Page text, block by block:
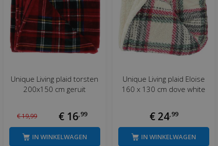
Unique Living plaid torsten
200x150 cm geruit
€19,99 € 16,99
IN WINKELWAGEN
Unique Living plaid Eloise
160 x 130 cm dove white
€ 24,99
IN WINKELWAGEN